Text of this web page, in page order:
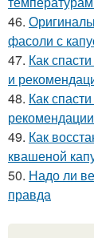
46.
фасоли с
47. Как
и
48. Как
рекомендации
49. Как
квашеной
50. Надо ли
правда